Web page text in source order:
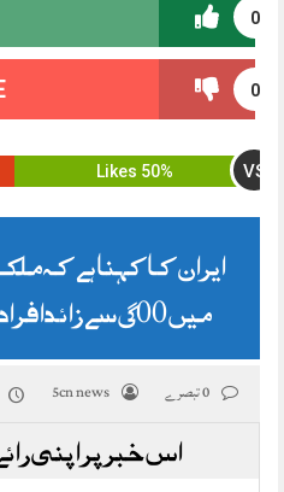
0
0
50% Likes VS
ایران کا کہنا ہے کہ
میں 200 سے زائد افراد ہلاک ہو چکے ہیں۔
5cn news
اس خبر پر اپنی